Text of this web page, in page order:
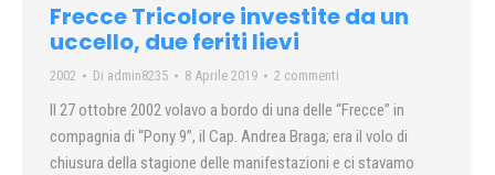
Frecce Tricolore investite da un
uccello, due feriti lievi
2002 Di admin8235 8 Aprile 2019 2 commenti
Il 27 ottobre 2002 volavo a bordo di una delle “Frecce” in
compagnia di “Pony 9”, il Cap. Andrea Braga; era il volo di
chiusura della stagione delle manifestazioni e ci stavamo